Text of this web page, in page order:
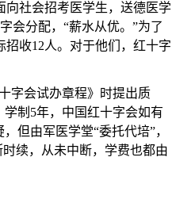
向社会招考医学生，送德医学
会分配，“薪水从优。”为了
招收12人。对于他们，红十字
字会试办章程》时提出质
制 5年，中国红十字会如有
但由军医学堂“委托代培”，
续，从未中断，学费也都由